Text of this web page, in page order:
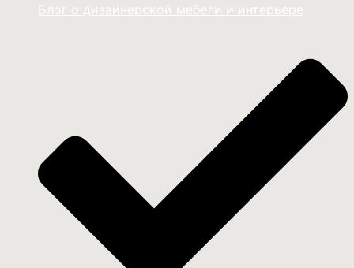
Блог о дизайнерской мебели и интерьере